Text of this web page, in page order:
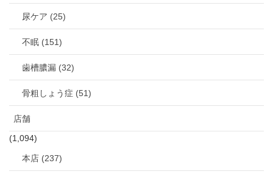
尿ケア (25)
不眠 (151)
歯槽膿漏 (32)
骨粗しょう症 (51)
店舗
(1,094)
本店 (237)